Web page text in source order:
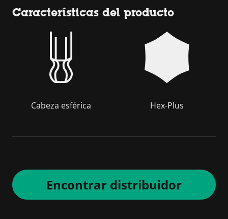
Características del producto
Cabeza esférica Hex-Plus
Encontrar distribuidor